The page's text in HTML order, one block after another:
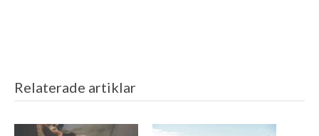
Relaterade artiklar